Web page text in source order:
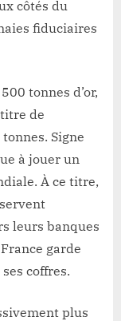
côtés du
fiduciaires
tonnes d’or,
de
Signe
à jouer un
À ce titre,
leurs banques
garde
coffres.
plus